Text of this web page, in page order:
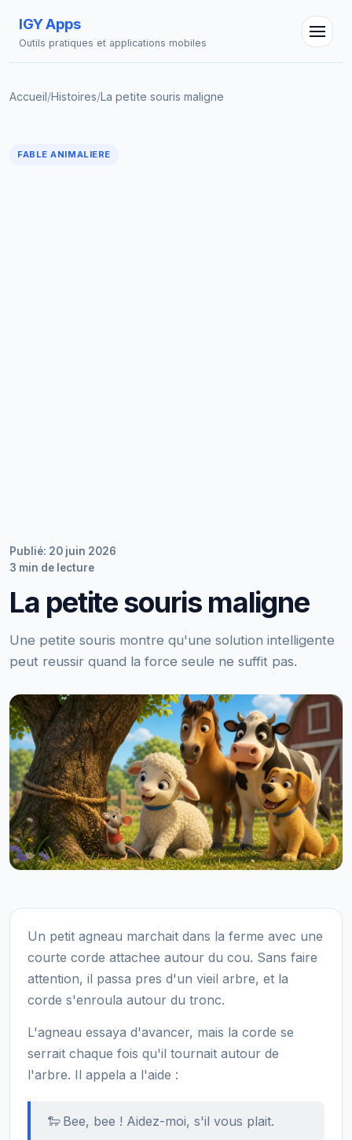
IGY Apps
Outils pratiques et applications mobiles
Accueil/Histoires/La petite souris maligne
FABLE ANIMALIERE
Publié: 20 juin 2026
3 min de lecture
La petite souris maligne
Une petite souris montre qu'une solution intelligente
peut reussir quand la force seule ne suffit pas.
Un petit agneau marchait dans la ferme avec une
courte corde attachee autour du cou. Sans faire
attention, il passa pres d'un vieil arbre, et la
corde s'enroula autour du tronc.
L'agneau essaya d'avancer, mais la corde se
serrait chaque fois qu'il tournait autour de
l'arbre. Il appela a l'aide :
🐑 Bee, bee ! Aidez-moi, s'il vous plait.
En ligne — Posez vos questions